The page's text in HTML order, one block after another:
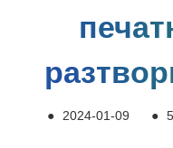
● 2024-01-09 ● 5